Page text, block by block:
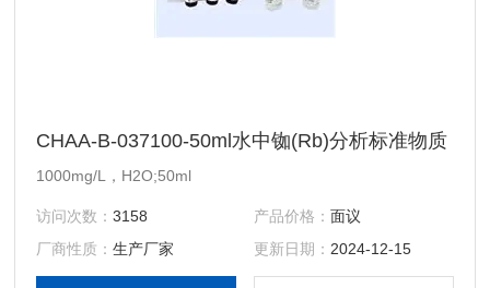
CHAA-B-037100-50ml水中铷(Rb)分析标准物质
1000mg/L，H2O;50ml
访问次数：3158 产品价格： 面议
厂商性质：生产厂家 更新日期： 2024-12-15